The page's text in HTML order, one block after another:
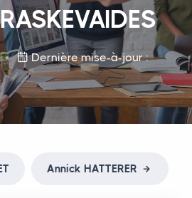
Dernière mise-à-jour :
Annick HATTERER